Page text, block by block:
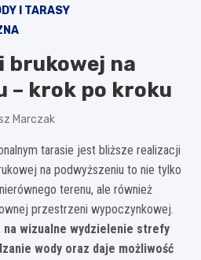
I TARASY
brukowej na
– krok po kroku
Marczak
tarasie jest bliższe realizacji
na podwyższeniu to nie tylko
terenu, ale również
przestrzeni wypoczynkowej.
wizualne wydzielenie strefy
wody oraz daje możliwość